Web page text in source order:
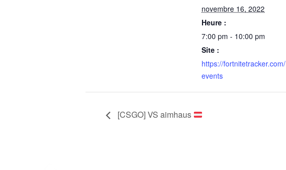
novembre 16, 2022
Heure :
7:00 pm - 10:00 pm
Site :
https://fortnitetracker.com/
events
[CSGO] VS aimhaus